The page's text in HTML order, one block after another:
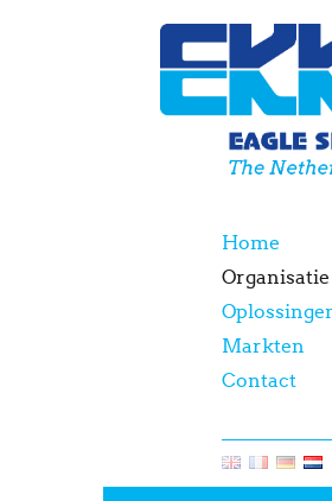
Home
Organisatie
Markten
Contact